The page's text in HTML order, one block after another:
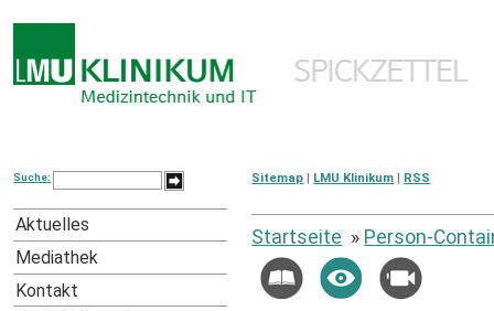
Suche:
Aktuelles
Mediathek
Kontakt
Sitemap | LMU Klinikum | RSS
Startseite » Person-